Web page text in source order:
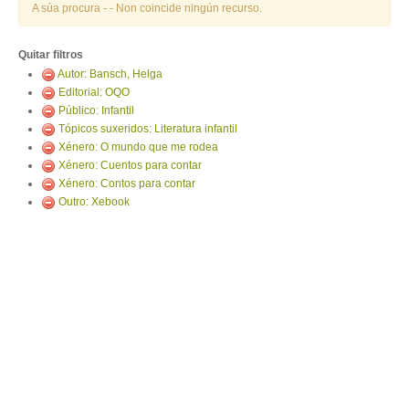
A súa procura - - Non coincide ningún recurso.
Quitar filtros
Autor: Bansch, Helga
Editorial: OQO
Público: Infantil
Tópicos suxeridos: Literatura infantil
Xénero: O mundo que me rodea
Xénero: Cuentos para contar
Xénero: Contos para contar
Outro: Xebook